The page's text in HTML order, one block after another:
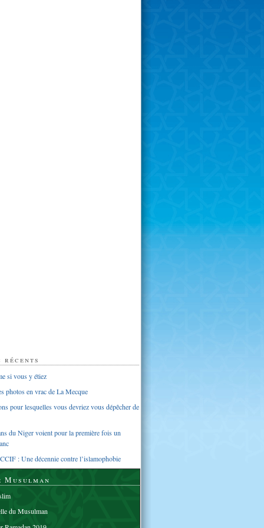
si vous y étiez
photos en vrac de La Mecque
pour lesquelles vous devriez vous dépêcher de
du Niger voient pour la première fois un
: Une décennie contre l’islamophobie
Musulman
du Musulman